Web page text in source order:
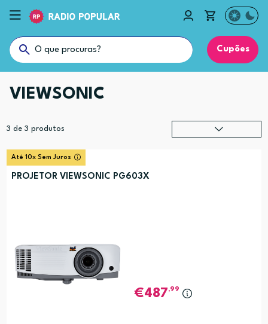
Cupões
VIEWSONIC
3 de 3 produtos
Até 10x Sem Juros
PROJETOR VIEWSONIC PG603X
487,99